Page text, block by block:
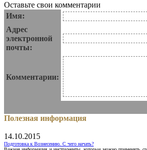
Оставьте свои комментарии
Имя:
Адрес
электронной
почты:
Комментарии:
Полезная информация
14.10.2015
Подготовка к Вознесению. С чего начать?